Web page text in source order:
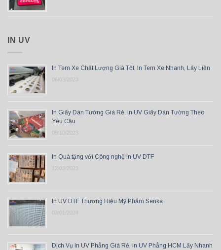
IN UV
In Tem Xe Chất Lượng Giá Tốt, In Tem Xe Nhanh, Lấy Liền
06/03/2023
In Giấy Dán Tường Giá Rẻ, In UV Giấy Dán Tường Theo
Yêu Cầu
09/10/2023
In Quà tặng với Công nghệ In UV DTF
12/03/2023
In UV DTF Thương Hiệu Mỹ Phẩm Senka
03/01/2024
Dịch Vụ In UV Phẳng Giá Rẻ, In UV Phẳng HCM Lấy Nhanh